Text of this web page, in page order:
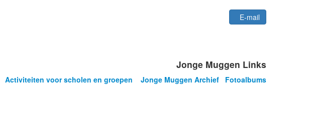
E-mail
Jonge Muggen Links
Activiteiten voor scholen en groepen Jonge Muggen Archief Fotoalbums